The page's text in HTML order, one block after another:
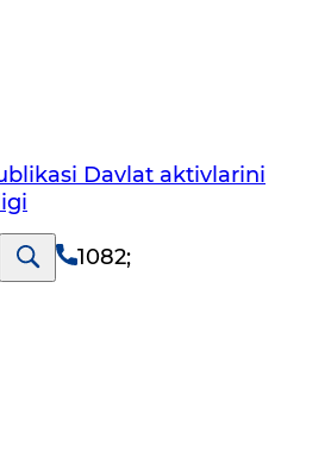
Davlat aktivlarini
1082;